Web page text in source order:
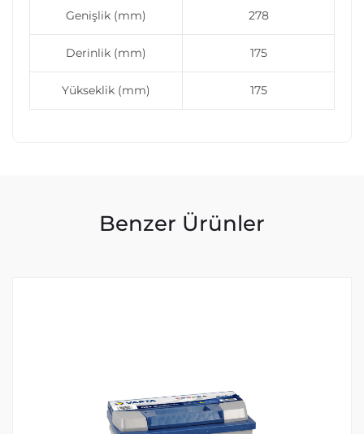
Genişlik (mm) 278
Derinlik (mm) 175
Yükseklik (mm) 175
Benzer Ürünler